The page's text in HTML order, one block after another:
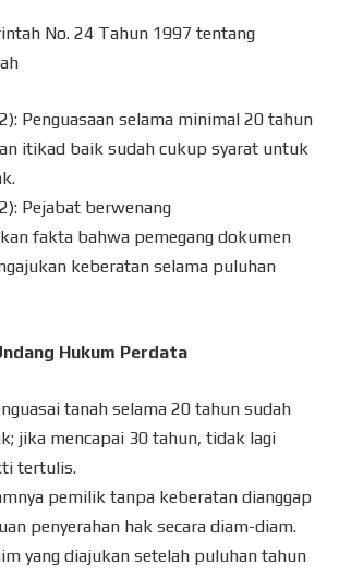
No. 24 Tahun 1997 tentang
Penguasaan selama minimal 20 tahun
itikad baik sudah cukup syarat untuk
Pejabat berwenang
fakta bahwa pemegang dokumen
keberatan selama puluhan
Hukum Perdata
tanah selama 20 tahun sudah
jika mencapai 30 tahun, tidak lagi
tertulis.
pemilik tanpa keberatan dianggap
penyerahan hak secara diam-diam.
yang diajukan setelah puluhan tahun